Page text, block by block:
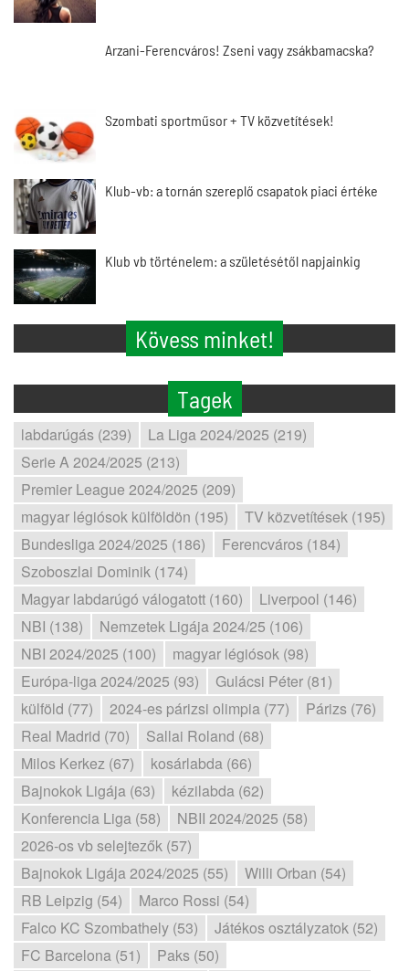
Arzani-Ferencváros! Zseni vagy zsákbamacska?
Szombati sportműsor + TV közvetítések!
Klub-vb: a tornán szereplő csapatok piaci értéke
Klub vb történelem: a születésétől napjainkig
Kövess minket!
Tagek
labdarúgás (239)
La Liga 2024/2025 (219)
Serie A 2024/2025 (213)
Premier League 2024/2025 (209)
magyar légiósok külföldön (195)
TV közvetítések (195)
Bundesliga 2024/2025 (186)
Ferencváros (184)
Szoboszlai Dominik (174)
Magyar labdarúgó válogatott (160)
Liverpool (146)
NBI (138)
Nemzetek Ligája 2024/25 (106)
NBI 2024/2025 (100)
magyar légiósok (98)
Európa-liga 2024/2025 (93)
Gulácsi Péter (81)
külföld (77)
2024-es párizsi olimpia (77)
Párizs (76)
Real Madrid (70)
Sallai Roland (68)
Milos Kerkez (67)
kosárlabda (66)
Bajnokok Ligája (63)
kézilabda (62)
Konferencia Liga (58)
NBII 2024/2025 (58)
2026-os vb selejtezők (57)
Bajnokok Ligája 2024/2025 (55)
Willi Orban (54)
RB Leipzig (54)
Marco Rossi (54)
Falco KC Szombathely (53)
Játékos osztályzatok (52)
FC Barcelona (51)
Paks (50)